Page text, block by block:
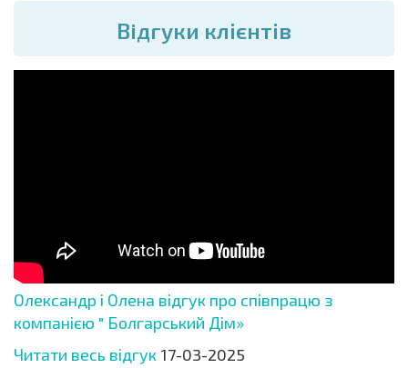
Вiдгуки клієнтів
Олександр і Олена відгук про співпрацю з
компанією " Болгарський Дім»
Читати весь відгук 17-03-2025